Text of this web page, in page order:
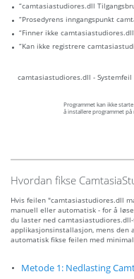
“camtasiastudiores.dll
“Prosedyrens inngangspunkt
“Finner ikke
“Kan ikke registrere
camtasiastudiores.dll - Systemfeil
Programmet kan ikke
å installere programmet
Hvordan fikse
Hvis feilen "camtasiastudiores.dll
manuell eller automatisk - for å
du laster ned
applikasjonsinstallasjon, mens den
automatisk fikse feilen med
Metode 1: Nedlasting